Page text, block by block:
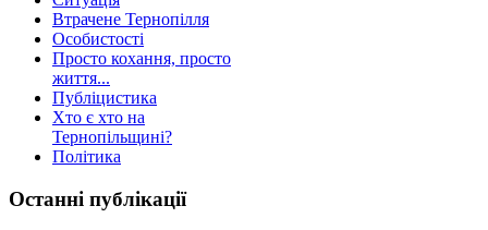
Втрачене Тернопілля
Особистості
Просто кохання, просто
життя...
Публіцистика
Хто є хто на
Тернопільщині?
Політика
Останні публікації